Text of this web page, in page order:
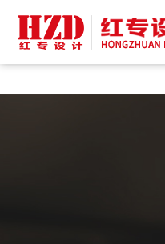
糖心VLOG色